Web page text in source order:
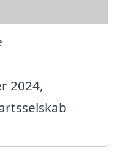
2024,